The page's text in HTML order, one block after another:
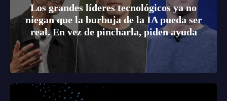
Los grandes líderes tecnológicos ya no
niegan que la burbuja de la IA pueda ser
real. En vez de pincharla, piden ayuda